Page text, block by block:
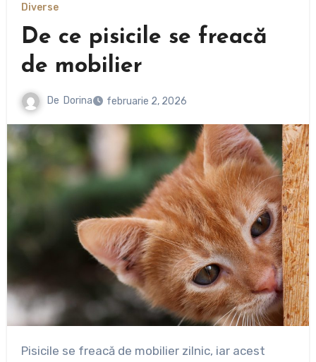
Diverse
De ce pisicile se freacă
de mobilier
De Dorina februarie 2, 2026
Pisicile se freacă de mobilier zilnic, iar acest